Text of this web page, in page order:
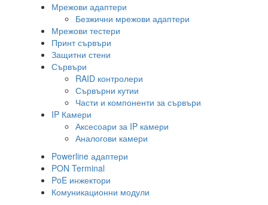
Мрежови адаптери
Безжични мрежови адаптери
Мрежови тестери
Принт сървъри
Защитни стени
Сървъри
RAID контролери
Сървърни кутии
Части и компоненти за сървъри
IP Камери
Аксесоари за IP камери
Аналогови камери
Powerline адаптери
PON Terminal
PoE инжектори
Комуникационни модули